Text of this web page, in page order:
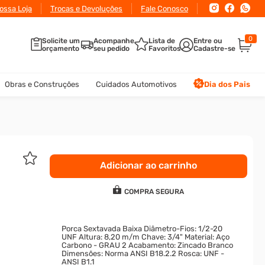
Loja Trocas e Devoluções Fale Conosco
Solicite um
orçamento
Acompanhe
seu pedido
Lista de
Favoritos
0
Obras e Construções Cuidados Automotivos Dia dos Pais
Adicionar ao carrinho
COMPRA SEGURA
Porca Sextavada Baixa Diâmetro-Fios: 1/2-20
UNF Altura: 8,20 m/m Chave: 3/4" Material: Aço
Carbono - GRAU 2 Acabamento: Zincado Branco
Dimensões: Norma ANSI B18.2.2 Rosca: UNF -
ANSI B1.1